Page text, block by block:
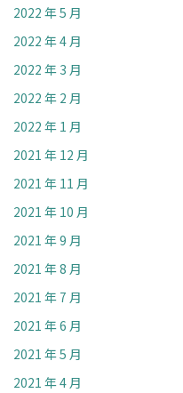
2022 年 5 月
2022 年 4 月
2022 年 3 月
2022 年 2 月
2022 年 1 月
2021 年 12 月
2021 年 11 月
2021 年 10 月
2021 年 9 月
2021 年 8 月
2021 年 7 月
2021 年 6 月
2021 年 5 月
2021 年 4 月